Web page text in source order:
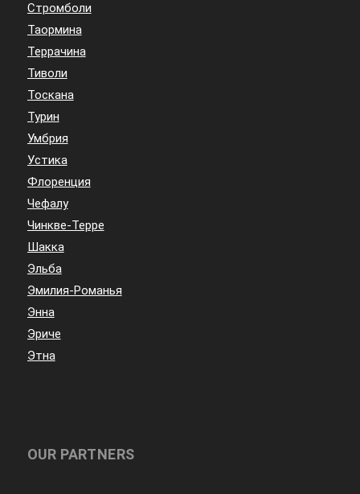
Стромболи
Таормина
Террачина
Тиволи
Тоскана
Турин
Умбрия
Устика
Флоренция
Чефалу
Чинкве-Терре
Шакка
Эльба
Эмилия-Романья
Энна
Эриче
Этна
OUR PARTNERS